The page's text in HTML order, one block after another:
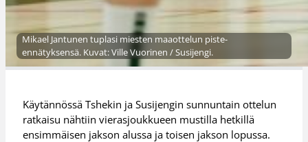
Mikael Jantunen tuplasi miesten maaottelun piste-
ennätyksensä. Kuvat: Ville Vuorinen / Susijengi.
Käytännössä Tshekin ja Susijengin sunnuntain ottelun
ratkaisu nähtiin vierasjoukkueen mustilla hetkillä
ensimmäisen jakson alussa ja toisen jakson lopussa.